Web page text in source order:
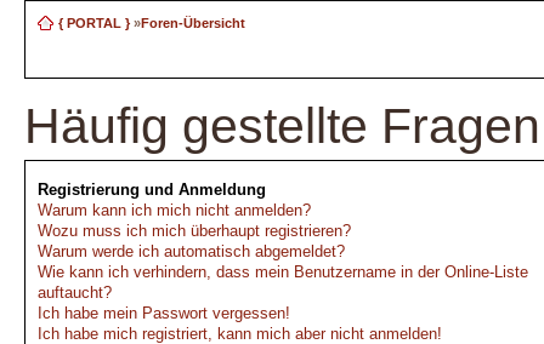
{ PORTAL }»Foren-Übersicht
Häufig gestellte Fragen
Registrierung und Anmeldung
Warum kann ich mich nicht anmelden?
Wozu muss ich mich überhaupt registrieren?
Warum werde ich automatisch abgemeldet?
Wie kann ich verhindern, dass mein Benutzername in der Online-Liste
auftaucht?
Ich habe mein Passwort vergessen!
Ich habe mich registriert, kann mich aber nicht anmelden!